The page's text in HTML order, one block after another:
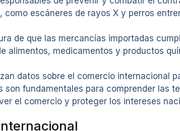
escáneres de rayos X y perros
de que las mercancías importadas
alimentos, medicamentos y productos
datos sobre el comercio internacional
fundamentales para comprender las
el comercio y proteger los intereses